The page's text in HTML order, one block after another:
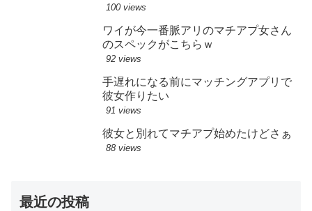
100 views
ワイが今一番脈アリのマチアプ女さん
のスペックがこちらｗ
92 views
手遅れになる前にマッチングアプリで
彼女作りたい
91 views
彼女と別れてマチアプ始めたけどさぁ
88 views
最近の投稿